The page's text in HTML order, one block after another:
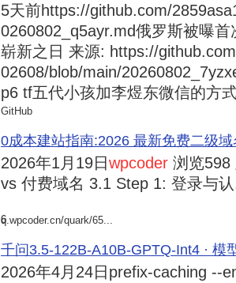
5天前https://github.com/
0260802_q5ayr.md俄罗斯被曝
崭新之日 来源: https://
02608/blob/main/
p6 tf五代小孩加李煜东微信的方
GitHub
0成本建站指南:2026 最新免费二级
2026年1月19日wpcoder 浏览598
vs 付费域名 3.1 Step 1: 登录与
6
q.wpcoder.cn/quark/65...
千问3.5-122B-A10B-GPTQ-Int4 · 模
2026年4月24日 prefix-caching --